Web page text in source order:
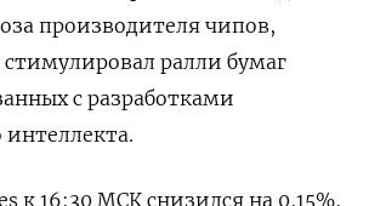
производителя чипов,
ралли бумаг
с разработками
интеллекта.
к 16:30 МСК снизился на 0,15%,